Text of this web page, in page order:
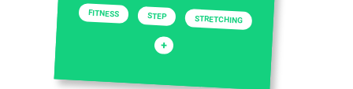
FITNESS STEP STRETCHING
+